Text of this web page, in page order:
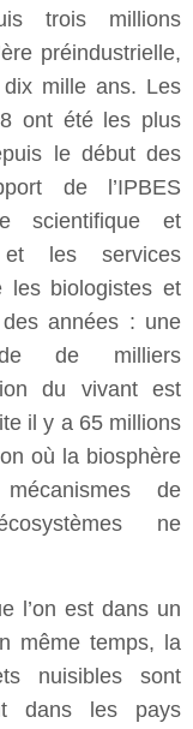
trois millions
préindustrielle,
mille ans. Les
ont été les plus
le début des
de l’IPBES
scientifique et
les services
les biologistes et
années : une
de milliers
du vivant est
il y a 65 millions
où la biosphère
de
ne
l’on est dans un
même temps, la
nuisibles sont
dans les pays